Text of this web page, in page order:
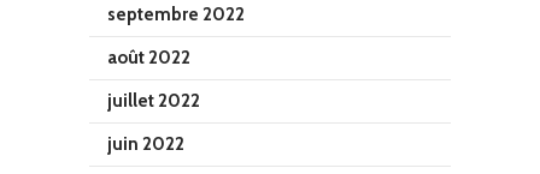
septembre 2022
août 2022
juillet 2022
juin 2022